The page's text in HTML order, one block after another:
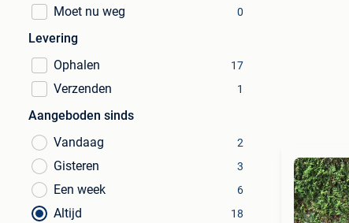
Moet nu weg
0
Levering
Ophalen
17
Verzenden 1
Aangeboden sinds
Vandaag
2
Gisteren 3
Een week 6
Altijd 18